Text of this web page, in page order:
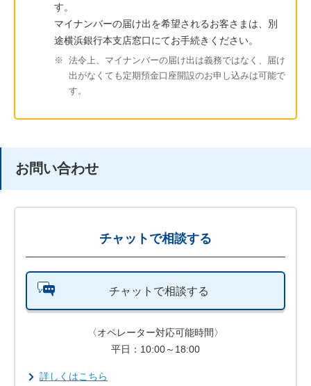
す。
マイナンバーの届け出を希望されるお客さまは、別
途横浜銀行本支店窓口にてお手続きください。
※
法令上、マイナンバーの届け出は義務ではなく、届け
出がなくても定期預金口座開設のお申し込みは可能で
す。
お問い合わせ
チャットで相談する
チャットで相談する
〈オペレーター対応可能時間〉
平日：10:00～18:00
詳しくはこちら